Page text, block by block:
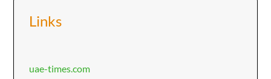
Links
uae-times.com